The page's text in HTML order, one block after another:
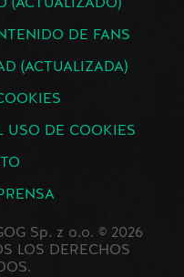
(ACTUALIZADO)
DE FANS
(ACTUALIZADA)
USO DE COOKIES
Sp. z o.o. © 2026
LOS DERECHOS